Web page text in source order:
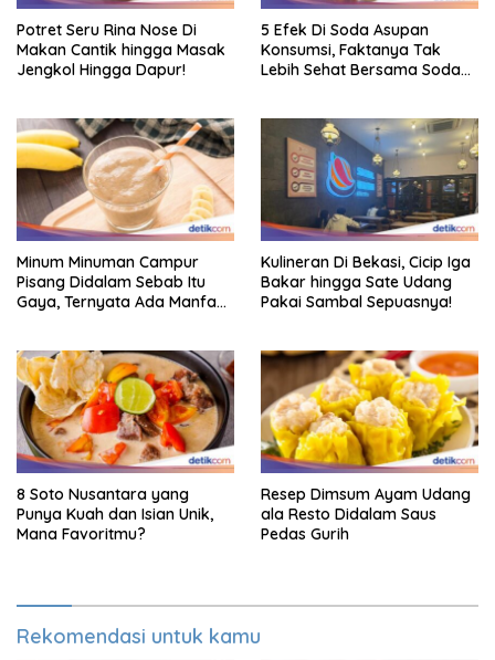
Potret Seru Rina Nose Di
Makan Cantik hingga Masak
Jengkol Hingga Dapur!
5 Efek Di Soda Asupan
Konsumsi, Faktanya Tak
Lebih Sehat Bersama Soda
Minum Minuman Campur
Pisang Didalam Sebab Itu
Gaya, Ternyata Ada Manfaat
Kulineran Di Bekasi, Cicip Iga
Bakar hingga Sate Udang
Pakai Sambal Sepuasnya!
8 Soto Nusantara yang
Punya Kuah dan Isian Unik,
Mana Favoritmu?
Resep Dimsum Ayam Udang
ala Resto Didalam Saus
Pedas Gurih
Rekomendasi untuk kamu